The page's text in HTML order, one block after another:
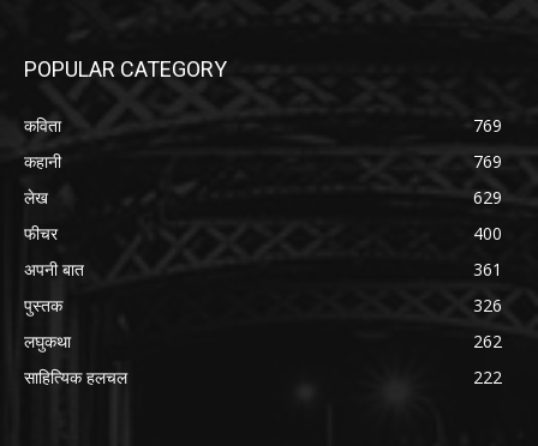
POPULAR CATEGORY
कविता
769
कहानी
769
लेख
629
फीचर
400
अपनी बात
361
पुस्तक
326
लघुकथा
262
साहित्यिक हलचल
222